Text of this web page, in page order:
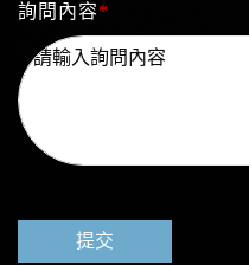
詢問內容*
提交